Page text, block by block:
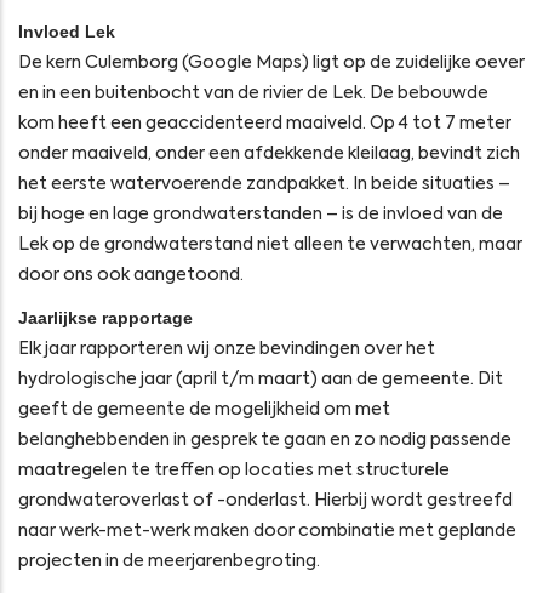
Invloed Lek
De kern Culemborg (Google Maps) ligt op de zuidelijke oever
en in een buitenbocht van de rivier de Lek. De bebouwde
kom heeft een geaccidenteerd maaiveld. Op 4 tot 7 meter
onder maaiveld, onder een afdekkende kleilaag, bevindt zich
het eerste watervoerende zandpakket. In beide situaties –
bij hoge en lage grondwaterstanden – is de invloed van de
Lek op de grondwaterstand niet alleen te verwachten, maar
door ons ook aangetoond.
Jaarlijkse rapportage
Elk jaar rapporteren wij onze bevindingen over het
hydrologische jaar (april t/m maart) aan de gemeente. Dit
geeft de gemeente de mogelijkheid om met
belanghebbenden in gesprek te gaan en zo nodig passende
maatregelen te treffen op locaties met structurele
grondwateroverlast of -onderlast. Hierbij wordt gestreefd
naar werk-met-werk maken door combinatie met geplande
projecten in de meerjarenbegroting.